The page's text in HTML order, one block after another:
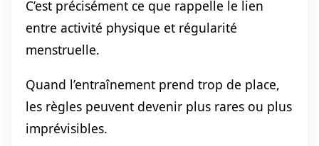
C’est précisément ce que rappelle le lien
entre activité physique et régularité
menstruelle.
Quand l’entraînement prend trop de place,
les règles peuvent devenir plus rares ou plus
imprévisibles.